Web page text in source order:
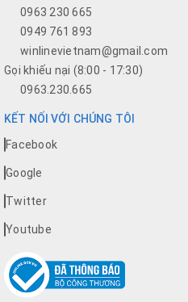
0963 230 665
0949 761 893
winlinevietnam@gmail.com
Gọi khiếu nại (8:00 - 17:30)
0963.230.665
KẾT NỐI VỚI CHÚNG TÔI
Facebook
Google
Twitter
Youtube